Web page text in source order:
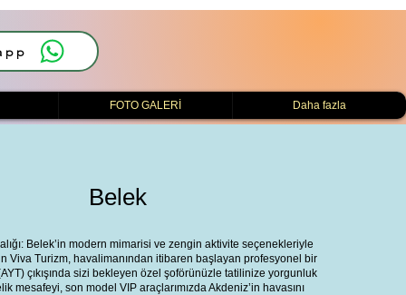
FOTO GALERİ Daha fazla
Belek
Belek’in modern mimarisi ve zengin aktivite seçenekleriyle
Viva Turizm, havalimanından itibaren başlayan profesyonel bir
çıkışında sizi bekleyen özel şoförünüzle tatilinize yorgunluk
mesafeyi, son model VIP araçlarımızda Akdeniz’in havasını